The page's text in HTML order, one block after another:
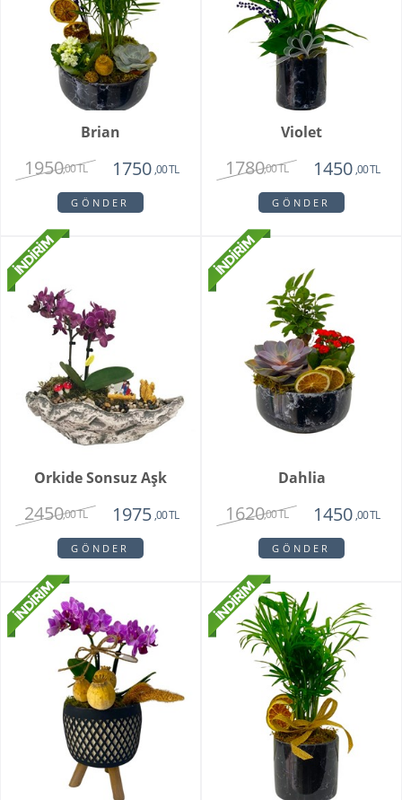
Brian
1950,00 TL 1750 ,00 TL
GÖNDER
Violet
1780,00 TL 1450 ,00 TL
GÖNDER
Orkide Sonsuz Aşk
2450,00 TL 1975 ,00 TL
GÖNDER
Dahlia
1620,00 TL 1450 ,00 TL
GÖNDER